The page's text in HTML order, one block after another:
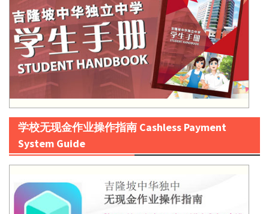
学校无现金作业操作指南 Cashless Payment
System Guide